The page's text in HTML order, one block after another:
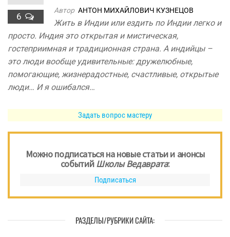
6
Автор АНТОН МИХАЙЛОВИЧ КУЗНЕЦОВ
Жить в Индии или ездить по Индии легко и
просто. Индия это открытая и мистическая,
гостеприимная и традиционная страна. А индийцы –
это люди вообще удивительные: дружелюбные,
помогающие, жизнерадостные, счастливые, открытые
люди… И я ошибался…
Задать вопрос мастеру
Можно подписаться на новые статьи и анонсы
событийШколы Ведаврата:
Подписаться
РАЗДЕЛЫ/РУБРИКИ САЙТА: